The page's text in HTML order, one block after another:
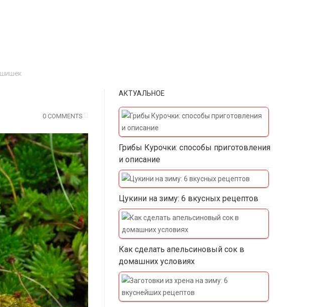
0 COMMENTS
АКТУАЛЬНОЕ
Грибы Курочки: способы приготовления
и описание
Цукини на зиму: 6 вкусных рецептов
Как сделать апельсиновый сок в
домашних условиях